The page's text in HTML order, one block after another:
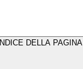
INDICE DELLA PAGINA